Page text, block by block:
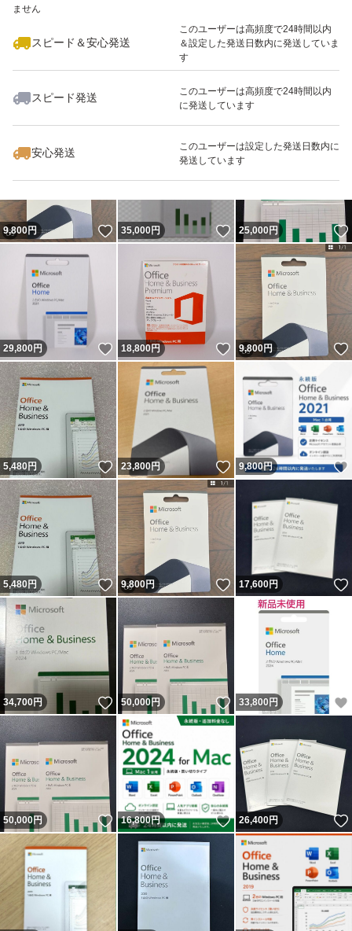
ません
スピード＆安心発送
このユーザーは高頻度で24時間以内
＆設定した発送日数内に発送していま
す
スピード発送
このユーザーは高頻度で24時間以内
に発送しています
安心発送
このユーザーは設定した発送日数内に
発送しています
いいね！
32,800
9,800円 いいね！
35,000円 いいね！
25,000円
29,800円 いいね！
18,800円 いいね！
9,800円
5,480円 いいね！
23,800円 いいね！
9,800円
5,480円 いいね！
9,800円 いいね！
17,600円
34,700円 いいね！
50,000円 いいね！
33,800 円
50,000円 いいね！
16,800円 いいね！
26,400円